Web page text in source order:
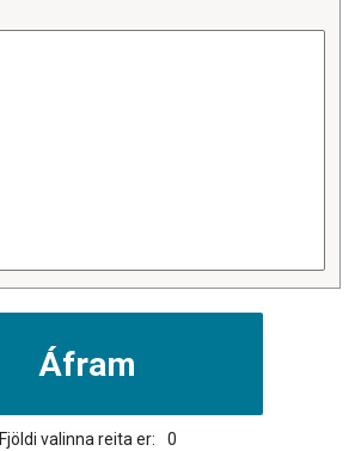
Fjöldi valinna reita er:
0